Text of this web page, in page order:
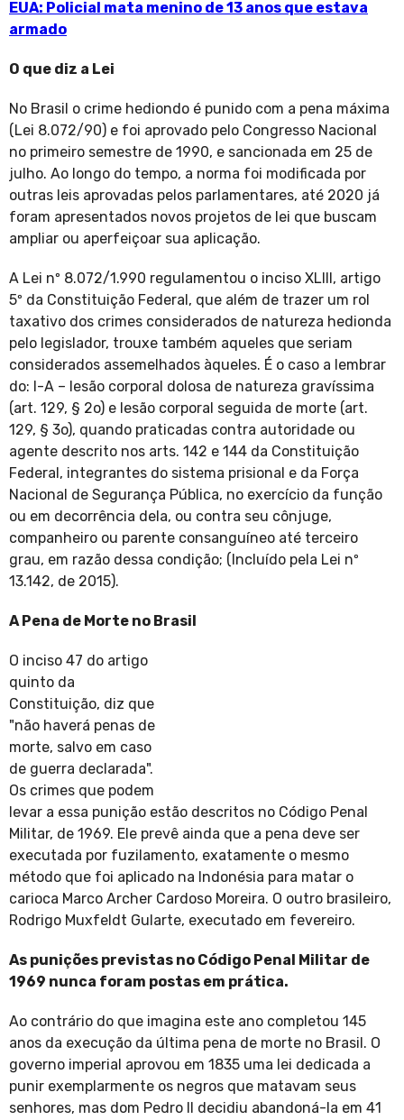
EUA: Policial mata menino de 13 anos que estava
armado
O que diz a Lei
No Brasil o crime hediondo é punido com a pena máxima
(Lei 8.072/90) e foi aprovado pelo Congresso Nacional
no primeiro semestre de 1990, e sancionada em 25 de
julho. Ao longo do tempo, a norma foi modificada por
outras leis aprovadas pelos parlamentares, até 2020 já
foram apresentados novos projetos de lei que buscam
ampliar ou aperfeiçoar sua aplicação.
A Lei nº 8.072/1.990 regulamentou o inciso XLIII, artigo
5º da Constituição Federal, que além de trazer um rol
taxativo dos crimes considerados de natureza hedionda
pelo legislador, trouxe também aqueles que seriam
considerados assemelhados àqueles. É o caso a lembrar
do: I-A – lesão corporal dolosa de natureza gravíssima
(art. 129, § 2o) e lesão corporal seguida de morte (art.
129, § 3o), quando praticadas contra autoridade ou
agente descrito nos arts. 142 e 144 da Constituição
Federal, integrantes do sistema prisional e da Força
Nacional de Segurança Pública, no exercício da função
ou em decorrência dela, ou contra seu cônjuge,
companheiro ou parente consanguíneo até terceiro
grau, em razão dessa condição; (Incluído pela Lei nº
13.142, de 2015).
A Pena de Morte no Brasil
O inciso 47 do artigo
quinto da
Constituição, diz que
"não haverá penas de
morte, salvo em caso
de guerra declarada".
Os crimes que podem
levar a essa punição estão descritos no Código Penal
Militar, de 1969. Ele prevê ainda que a pena deve ser
executada por fuzilamento, exatamente o mesmo
método que foi aplicado na Indonésia para matar o
carioca Marco Archer Cardoso Moreira. O outro brasileiro,
Rodrigo Muxfeldt Gularte, executado em fevereiro.
As punições previstas no Código Penal Militar de
1969 nunca foram postas em prática.
Ao contrário do que imagina este ano completou 145
anos da execução da última pena de morte no Brasil. O
governo imperial aprovou em 1835 uma lei dedicada a
punir exemplarmente os negros que matavam seus
senhores, mas dom Pedro II decidiu abandoná-la em 41